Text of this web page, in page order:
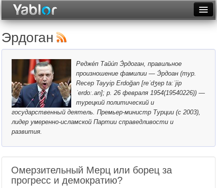
Неделя
Месяц
Рейтинги
Архив
Фототоп
Видеотоп
Эрдоган
Редже́п Тайи́п Э́рдоган, правильное
произношение фамилии — Э́рдоан (тур.
Recep Tayyip Erdoğan [reˈdʒep taːˈjip
ˈerdoː.an]; р. 26 февраля 1954(19540226)) —
турецкий политический и
государственный деятель. Премьер-министр Турции (с 2003),
лидер умеренно-исламской Партии справедливости и
развития.
Омерзительный Мерц или борец за
прогресс и демократию?